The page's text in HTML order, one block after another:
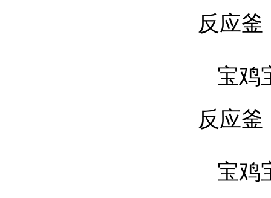
反应釜
宝鸡
反应釜
宝鸡